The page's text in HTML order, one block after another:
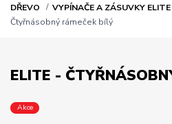
DŘEVO
VYPÍNAČE A ZÁSUVKY
Čtyřnásobný rámeček bílý
ELITE -
Akce